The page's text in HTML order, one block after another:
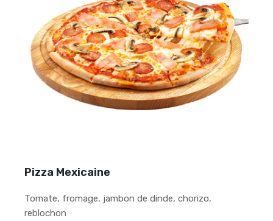
Pizza Mexicaine
Tomate, fromage, jambon de dinde, chorizo,
reblochon